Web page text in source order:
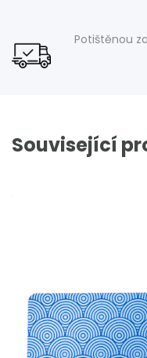
Potištěnou
Související